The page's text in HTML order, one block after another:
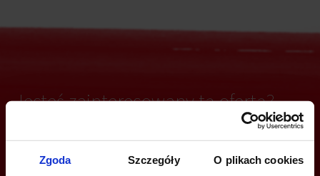
Zgoda Szczegóły O plikach cookies
Jesteś zainteresowany tą ofertą?
ZADZWOŃ I DOWIEDZ SIĘ WIĘCEJ